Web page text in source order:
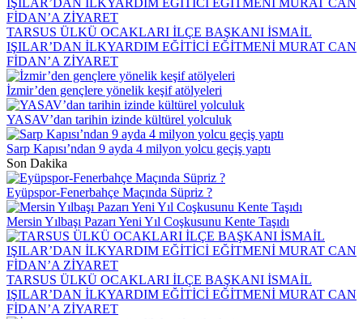
TARSUS ÜLKÜ OCAKLARI İLÇE BAŞKANI İSMAİL
IŞILAR’DAN İLKYARDIM EĞİTİCİ EĞİTMENİ MURAT CAN
FİDAN’A ZİYARET
İzmir’den gençlere yönelik keşif atölyeleri
YASAV’dan tarihin izinde kültürel yolculuk
Sarp Kapısı’ndan 9 ayda 4 milyon yolcu geçiş yaptı
Son Dakika
Eyüpspor-Fenerbahçe Maçında Süpriz ?
Mersin Yılbaşı Pazarı Yeni Yıl Coşkusunu Kente Taşıdı
TARSUS ÜLKÜ OCAKLARI İLÇE BAŞKANI İSMAİL
IŞILAR’DAN İLKYARDIM EĞİTİCİ EĞİTMENİ MURAT CAN
FİDAN’A ZİYARET